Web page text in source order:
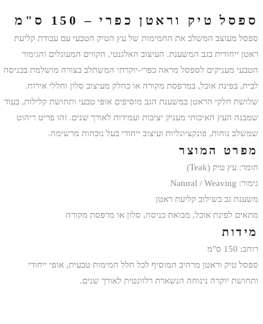
ספסל טיק וראטן כפרי – 150 ס"מ
ספסל מעוצב המשלב את החמימות של עץ הטיק הטבעי עם עבודת קליעת
ראטן ייחודית בגב המשענת. העיצוב האלגנטי, הקווים המעוגלים והגימור
הטבעי מעניקים לספסל מראה כפרי-יוקרתי המשתלב בצורה מושלמת בכניסה
לבית, בפינת אוכל, במרפסת מקורה או כחלק מעיצוב סלון וחללי אירוח.
שלושת חלקי הראטן במשענת הגב מוסיפים אופי טבעי ותחושת קלילות, בעוד
שמבנה העץ האיכותי מעניק יציבות ועמידות לאורך שנים. זהו פריט ריהוט
שמשלב נוחות, פונקציונליות ועיצוב ייחודי בעל נוכחות מרשימה.
מפרט המוצר
חומר: עץ טיק (Teak)
גימור: Natural / Weaving
משענת גב בשילוב קליעת ראטן
מתאים לפינת אוכל, מבואת כניסה, סלון או מרפסת מקורה
מידות
רוחב: 150 ס"מ
ספסל טיק וראטן מרהיב המוסיף לכל חלל חמימות טבעית, אופי ייחודי
ותחושת יוקרה נינוחה הנשארת רלוונטית לאורך שנים.